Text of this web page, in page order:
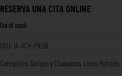
RESERVA UNA CITA ONLINE
Out of stock
SKU: 1A-XCH-PIE58
Categories: Abrigos y Chaquetas, Lotes Hombre,